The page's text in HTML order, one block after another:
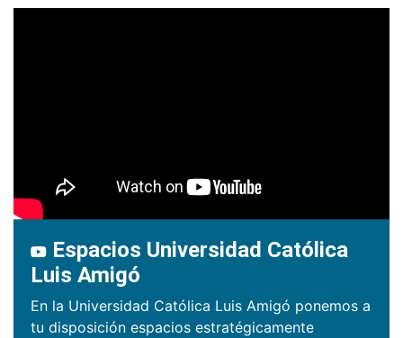
Espacios Universidad Católica
Luis Amigó
En la Universidad Católica Luis Amigó ponemos a
tu disposición espacios estratégicamente